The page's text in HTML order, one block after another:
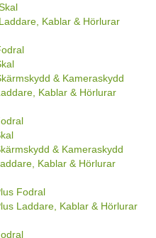
Kablar & Hörlurar
& Kameraskydd
Kablar & Hörlurar
& Kameraskydd
Kablar & Hörlurar
Fodral
Laddare, Kablar & Hörlurar